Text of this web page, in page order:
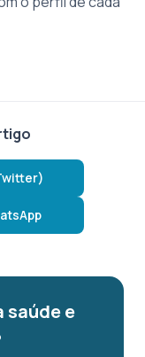
saúde e